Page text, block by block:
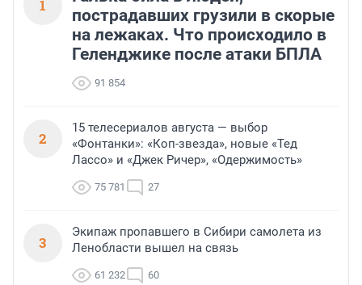
1
пострадавших грузили в скорые
на лежаках. Что происходило в
Геленджике после атаки БПЛА
91 854
2
15 телесериалов августа — выбор
«Фонтанки»: «Коп-звезда», новые «Тед
Лассо» и «Джек Ричер», «Одержимость»
75 781 27
3
Экипаж пропавшего в Сибири самолета из
Ленобласти вышел на связь
61 232 60